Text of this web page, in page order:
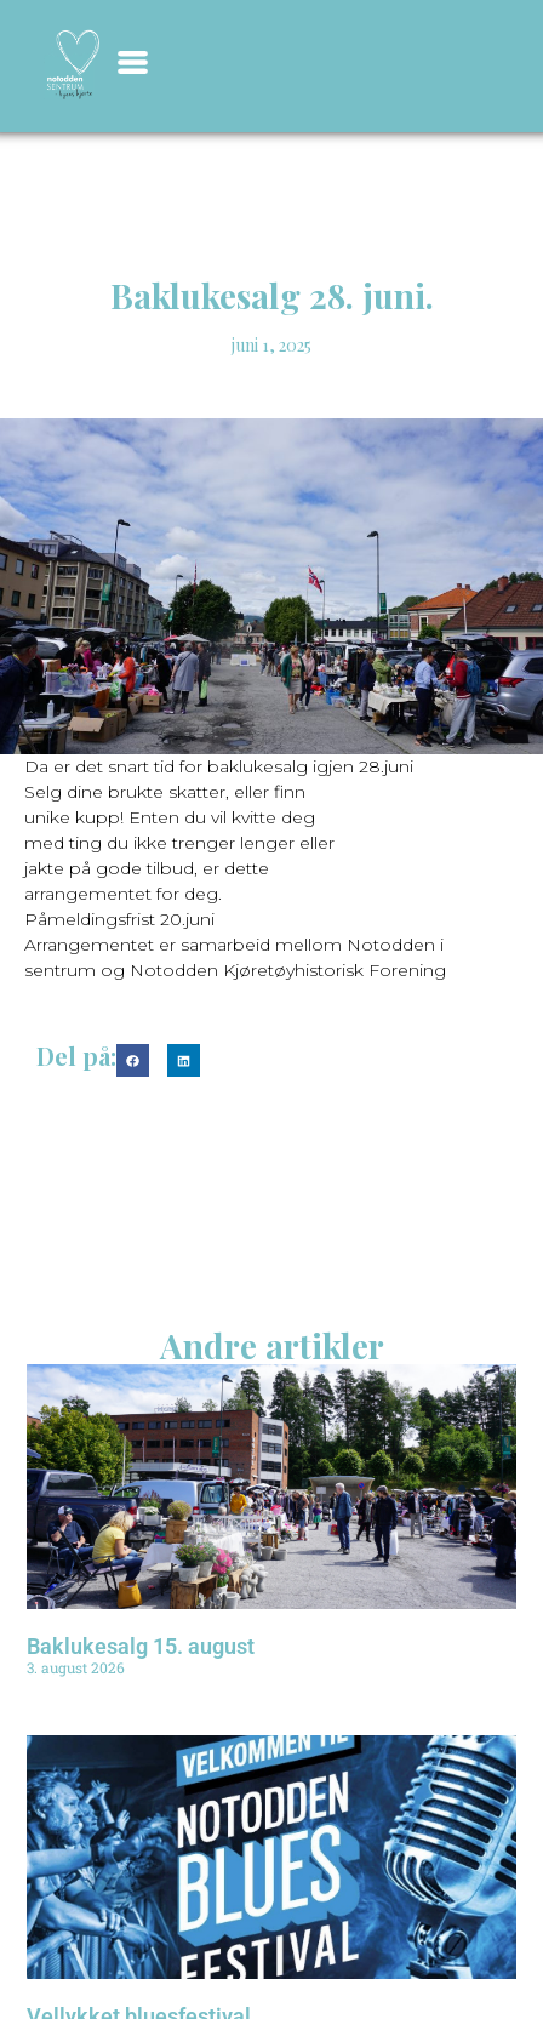
Baklukesalg 28. juni.
juni 1, 2025
Da er det snart tid for baklukesalg igjen 28.juni
Selg dine brukte skatter, eller finn
unike kupp! Enten du vil kvitte deg
med ting du ikke trenger lenger eller
jakte på gode tilbud, er dette
arrangementet for deg.
Påmeldingsfrist 20.juni
Arrangementet er samarbeid mellom Notodden i
sentrum og Notodden Kjøretøyhistorisk Forening
Del på:
Andre artikler
Baklukesalg 15. august
3. august 2026